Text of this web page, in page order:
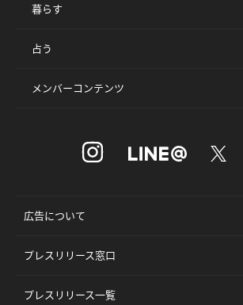
暮らす
占う
メンバーコンテンツ
広告について
プレスリリース窓口
プレスリリース一覧